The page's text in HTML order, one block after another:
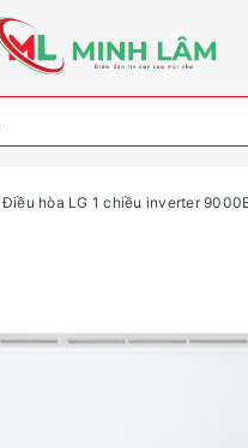
Điều hòa LG 1 chiều inverter